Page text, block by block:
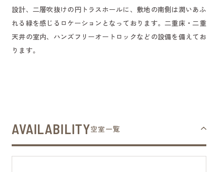
設計、二層吹抜けの円トラスホールに、敷地の南側は潤いあふ
れる緑を感じるロケーションとなっております。二重床・二重
天井の室内、ハンズフリーオートロックなどの設備を備えてお
ります。
AVAILABILITY空室一覧